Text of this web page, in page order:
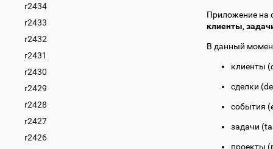
r2434
r2433
r2432
r2431
r2430
r2429
r2428
r2427
r2426
Приложение на
клиенты,
В данный
клиенты
сделки
события
задачи
проекты